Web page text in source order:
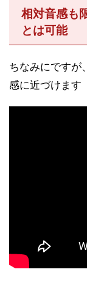
相対音感も
とは可能
ちなみにですが
感に近づけます